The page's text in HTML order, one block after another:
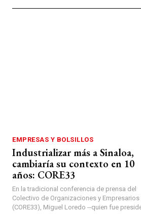
EMPRESAS Y BOLSILLOS
Industrializar más a Sinaloa,
cambiaría su contexto en 10
años: CORE33
En la tradicional conferencia de prensa del
Colectivo de Organizaciones y Empresarios
(CORE33), Miguel Loredo --quien fue